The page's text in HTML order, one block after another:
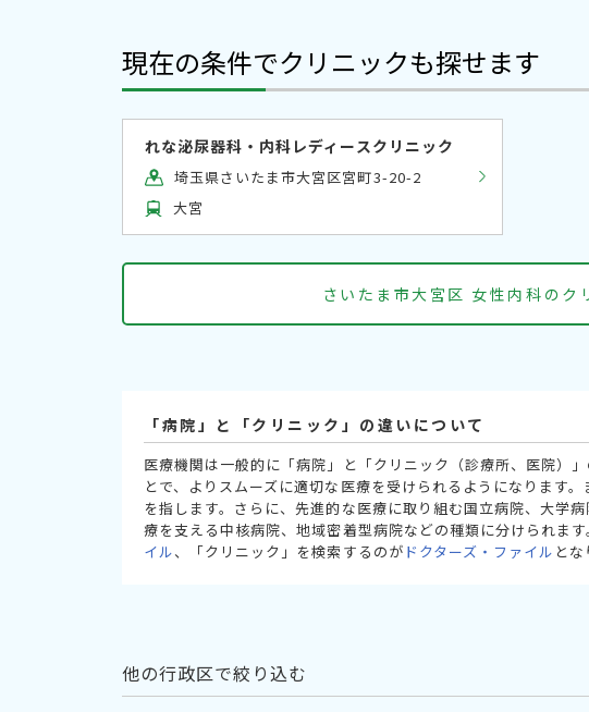
現在の条件でクリニックも探せます
れな泌尿器科・内科レディースクリニック
埼玉県さいたま市大宮区宮町3-20-2
大宮
さいたま市大宮区 女性内科のク
「病院」と「クリニック」の違いについて
医療機関は一般的に「病院」と「クリニック（診療所、医院）
とで、よりスムーズに適切な医療を受けられるようになります
を指します。さらに、先進的な医療に取り組む国立病院、大学
療を支える中核病院、地域密着型病院などの種類に分けられま
イル、「クリニック」を検索するのが ドクターズ・ファイル とな
他の行政区で絞り込む